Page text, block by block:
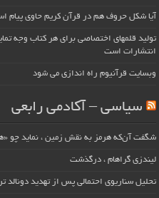
آیا شکل حروف هم در قرآن کریم حاوی پیام
تولید قلمهای اختصاصی برای هر کتاب وجه
انتشارات است
وبسایت قرآنیوم راه اندازی می شود
سیاسی – آکادمی رابعی
شگفت آن‌که هرمز به نقش زمین ، نماید چو
لیندزی گراهام ، درگذشت
تحلیل سناریوی احتمالی پس از تهدید دونالد